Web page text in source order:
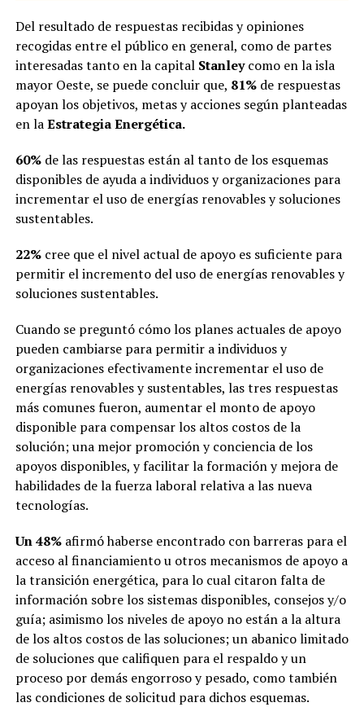
Del resultado de respuestas recibidas y opiniones
recogidas entre el público en general, como de partes
interesadas tanto en la capital Stanleycomo en la isla
mayor Oeste, se puede concluir que, 81%de respuestas
apoyan los objetivos, metas y acciones según planteadas
en laEstrategia Energética.
60%de las respuestas están al tanto de los esquemas
disponibles de ayuda a individuos y organizaciones para
incrementar el uso de energías renovables y soluciones
sustentables.
22%cree que el nivel actual de apoyo es suficiente para
permitir el incremento del uso de energías renovables y
soluciones sustentables.
Cuando se preguntó cómo los planes actuales de apoyo
pueden cambiarse para permitir a individuos y
organizaciones efectivamente incrementar el uso de
energías renovables y sustentables, las tres respuestas
más comunes fueron, aumentar el monto de apoyo
disponible para compensar los altos costos de la
solución; una mejor promoción y conciencia de los
apoyos disponibles, y facilitar la formación y mejora de
habilidades de la fuerza laboral relativa a las nueva
tecnologías.
Un 48%afirmó haberse encontrado con barreras para el
acceso al financiamiento u otros mecanismos de apoyo a
la transición energética, para lo cual citaron falta de
información sobre los sistemas disponibles, consejos y/o
guía; asimismo los niveles de apoyo no están a la altura
de los altos costos de las soluciones; un abanico limitado
de soluciones que califiquen para el respaldo y un
proceso por demás engorroso y pesado, como también
las condiciones de solicitud para dichos esquemas.